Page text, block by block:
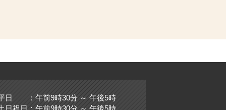
日 ：午前9時30分 ～ 午後5時
日祝日：午前9時30分 ～ 午後5時